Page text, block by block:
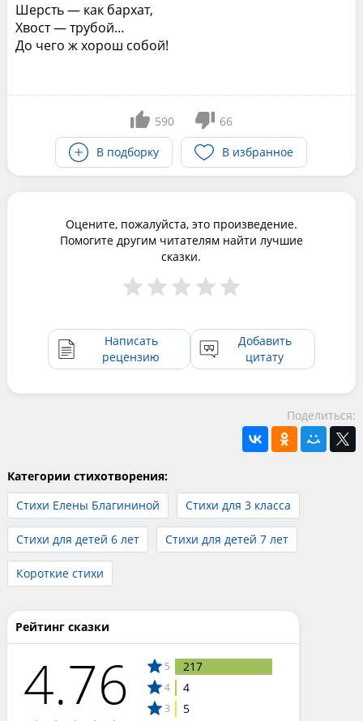
Шеpсть — как баpхат,
Хвост — тpyбой…
До чего ж хоpош собой!
590
66
В подборку
В избранное
Оцените, пожалуйста, это произведение.
Помогите другим читателям найти лучшие
сказки.
Написать
рецензию
Добавить
цитату
Поделиться:
Категории стихотворения:
Стихи Елены Благининой
Стихи для 3 класса
Стихи для детей 6 лет Стихи для детей 7 лет
Короткие стихи
Рейтинг сказки
4.76 5 217
4 4
3 5